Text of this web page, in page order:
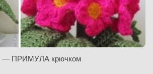
— ПРИМУЛА крючком